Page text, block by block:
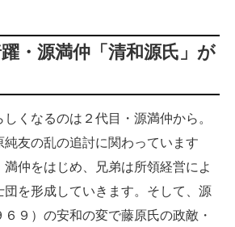
・源満仲「清和源氏」が
くなるのは２代目・源満仲から。
友の乱の追討に関わっています
仲をはじめ、兄弟は所領経営によ
団を形成していきます。そして、源
９）の安和の変で藤原氏の政敵・